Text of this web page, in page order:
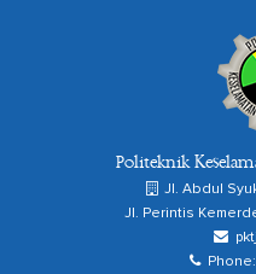
Politeknik
Jl. Abdul
Jl. Perintis
Phone: